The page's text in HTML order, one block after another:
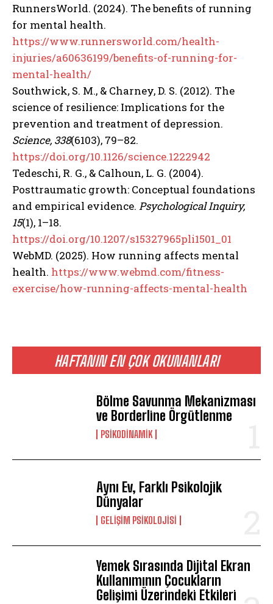
HAFTANIN EN ÇOK OKUNANLARI
Bölme Savunma Mekanizması
ve Borderline Örgütlenme
PSIKODINAMIK
Aynı Ev, Farklı Psikolojik
Dünyalar
GELIŞIM PSIKOLOJISI
Yemek Sırasında Dijital Ekran
Kullanımının Çocukların
Gelişimi Üzerindeki Etkileri
RunnersWorld. (2024). The benefits of running
for mental health.
https://www.runnersworld.com/health-
injuries/a60636199/benefits-of-running-for-
mental-health/
Southwick, S. M., & Charney, D. S. (2012). The
science of resilience: Implications for the
prevention and treatment of depression.
Science, 338(6103), 79–82.
https://doi.org/10.1126/science.1222942
Tedeschi, R. G., & Calhoun, L. G. (2004).
Posttraumatic growth: Conceptual foundations
and empirical evidence. Psychological Inquiry,
15(1), 1–18.
https://doi.org/10.1207/s15327965pli1501_01
WebMD. (2025). How running affects mental
health. https://www.webmd.com/fitness-
exercise/how-running-affects-mental-health